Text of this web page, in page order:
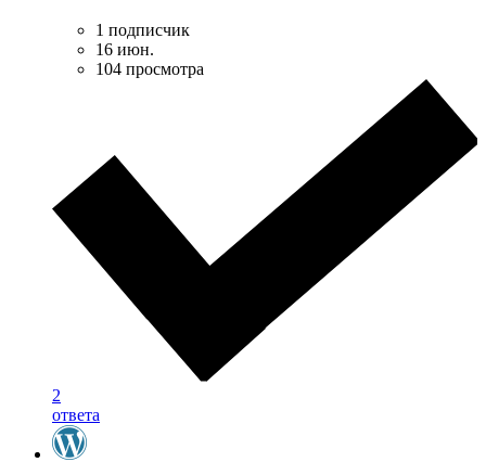
1 подписчик
16 июн.
104 просмотра
2
ответа